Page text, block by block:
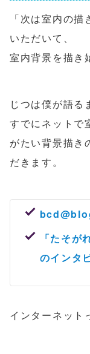
「次は室内の
いただいて、
室内背景を描
じつは僕が語る
すでにネットで
がたい背景描き
だきます。
「たそが
のインタ
インターネット